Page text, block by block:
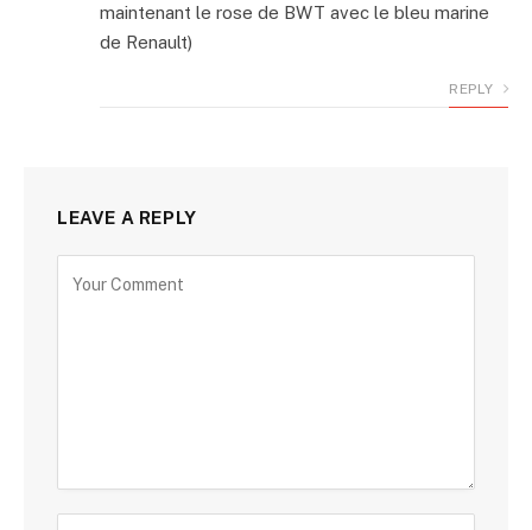
maintenant le rose de BWT avec le bleu marine
de Renault)
REPLY
LEAVE A REPLY